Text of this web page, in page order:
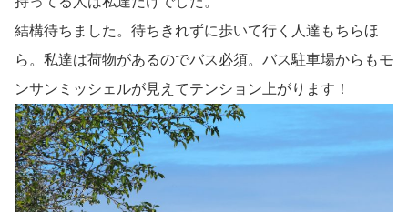
結構待ちました。待ちきれずに歩いて行く人達もちらほ
ら。私達は荷物があるのでバス必須。バス駐車場からもモ
ンサンミッシェルが見えてテンション上がります！